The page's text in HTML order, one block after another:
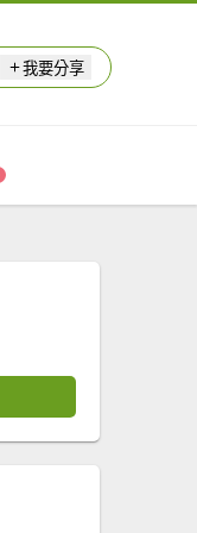
我要分享